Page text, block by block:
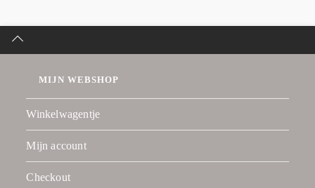
MIJN WEBSHOP
Winkelwagentje
Mijn account
Checkout